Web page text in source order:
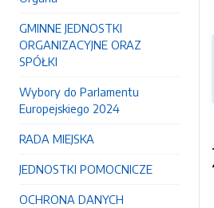
GMINNE JEDNOSTKI
ORGANIZACYJNE ORAZ
SPÓŁKI
Wybory do Parlamentu
Europejskiego 2024
RADA MIEJSKA
JEDNOSTKI POMOCNICZE
OCHRONA DANYCH